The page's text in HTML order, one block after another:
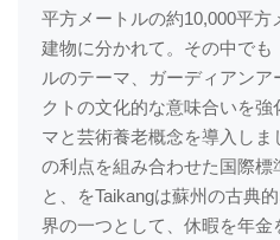
平方メートルの約10,000平
建物に分かれて。その中で
ルのテーマ、ガーディアン
クトの文化的な意味合いを
マと芸術養老概念を導入し
の利点を組み合わせた国際標
と、をTaikangは蘇州の古典
界の一つとして、休暇を年